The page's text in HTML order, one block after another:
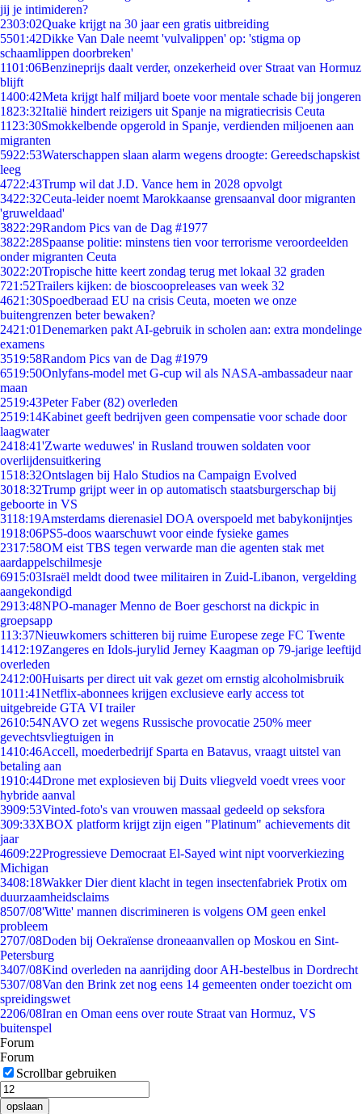
jij je intimideren?
2303:02Quake krijgt na 30 jaar een gratis uitbreiding
5501:42Dikke Van Dale neemt 'vulvalippen' op: 'stigma op
schaamlippen doorbreken'
1101:06Benzineprijs daalt verder, onzekerheid over Straat van Hormuz
blijft
1400:42Meta krijgt half miljard boete voor mentale schade bij jongeren
1823:32Italië hindert reizigers uit Spanje na migratiecrisis Ceuta
11 23:30Smokkelbende opgerold in Spanje, verdienden miljoenen aan
migranten
5922:53Waterschappen slaan alarm wegens droogte: Gereedschapskist
leeg
4722:43Trump wil dat J.D. Vance hem in 2028 opvolgt
3422:32Ceuta-leider noemt Marokkaanse grensaanval door migranten
'gruweldaad'
3822:29Random Pics van de Dag #1977
3822:28Spaanse politie: minstens tien voor terrorisme veroordeelden
onder migranten Ceuta
3022:20Tropische hitte keert zondag terug met lokaal 32 graden
721:52Trailers kijken: de bioscoopreleases van week 32
4621:30Spoedberaad EU na crisis Ceuta, moeten we onze
buitengrenzen beter bewaken?
2421:01Denemarken pakt AI-gebruik in scholen aan: extra mondelinge
examens
3519:58Random Pics van de Dag #1979
6519:50Onlyfans-model met G-cup wil als NASA-ambassadeur naar
maan
2519:43Peter Faber (82) overleden
2519:14Kabinet geeft bedrijven geen compensatie voor schade door
laagwater
2418:41'Zwarte weduwes' in Rusland trouwen soldaten voor
overlijdensuitkering
1518:32Ontslagen bij Halo Studios na Campaign Evolved
3018:32Trump grijpt weer in op automatisch staatsburgerschap bij
geboorte in VS
3118:19Amsterdams dierenasiel DOA overspoeld met babykonijntjes
1918:06PS5-doos waarschuwt voor einde fysieke games
2317:58OM eist TBS tegen verwarde man die agenten stak met
aardappelschilmesje
6915:03Israël meldt dood twee militairen in Zuid-Libanon, vergelding
aangekondigd
2913:48NPO-manager Menno de Boer geschorst na dickpic in
groepsapp
113:37Nieuwkomers schitteren bij ruime Europese zege FC Twente
1412:19Zangeres en Idols-jurylid Jerney Kaagman op 79-jarige leeftijd
overleden
2412:00Huisarts per direct uit vak gezet om ernstig alcoholmisbruik
1011:41Netflix-abonnees krijgen exclusieve early access tot
uitgebreide GTA VI trailer
2610:54NAVO zet wegens Russische provocatie 250% meer
gevechtsvliegtuigen in
1410:46Accell, moederbedrijf Sparta en Batavus, vraagt uitstel van
betaling aan
1910:44Drone met explosieven bij Duits vliegveld voedt vrees voor
hybride aanval
3909:53Vinted-foto's van vrouwen massaal gedeeld op seksfora
309:33XBOX platform krijgt zijn eigen "Platinum" achievements dit
jaar
4609:22Progressieve Democraat El-Sayed wint nipt voorverkiezing
Michigan
3408:18Wakker Dier dient klacht in tegen insectenfabriek Protix om
duurzaamheidsclaims
8507/08'Witte' mannen discrimineren is volgens OM geen enkel
probleem
2707/08Doden bij Oekraïense droneaanvallen op Moskou en Sint-
Petersburg
3407/08Kind overleden na aanrijding door AH-bestelbus in Dordrecht
5307/08Van den Brink zet nog eens 14 gemeenten onder toezicht om
spreidingswet
2206/08Iran en Oman eens over route Straat van Hormuz, VS
buitenspel
Forum
Forum
Scrollbar gebruiken
opslaan